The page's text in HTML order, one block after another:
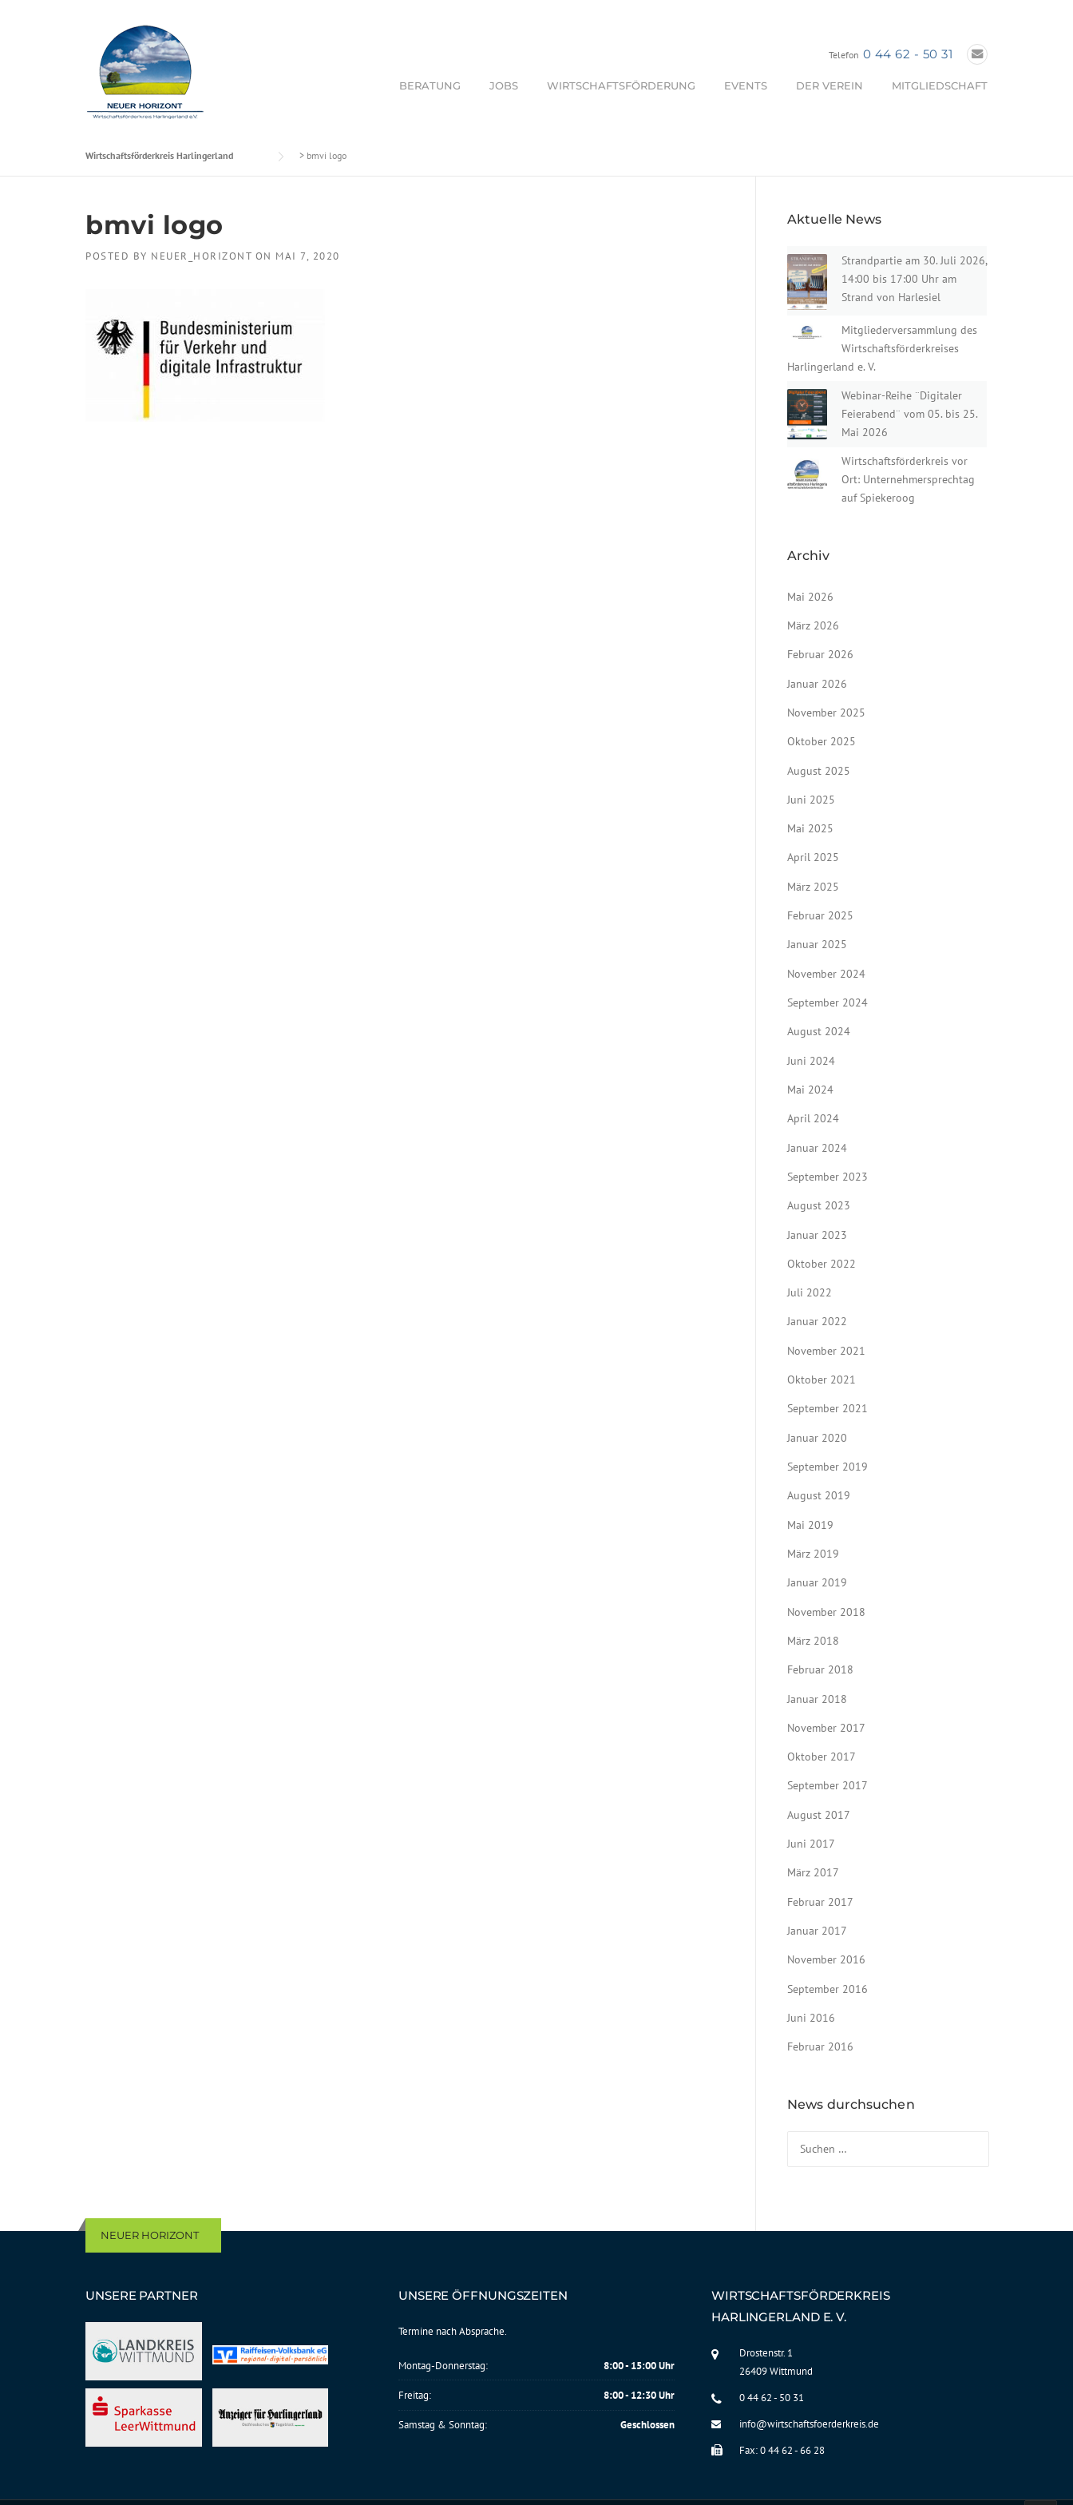
Telefon 0 44 62 - 50 31
BERATUNG JOBS WIRTSCHAFTSFÖRDERUNG EVENTS DER VEREIN MITGLIEDSCHAFT
Wirtschaftsförderkreis Harlingerland > bmvi logo
bmvi logo
POSTED BY NEUER_HORIZONT ON MAI 7, 2020
Aktuelle News
Strandpartie am 30. Juli 2026,
14:00 bis 17:00 Uhr am
Strand von Harlesiel
Mitgliederversammlung des
Wirtschaftsförderkreises
Harlingerland e. V.
Webinar-Reihe ¨Digitaler
Feierabend¨ vom 05. bis 25.
Mai 2026
Wirtschaftsförderkreis vor
Ort: Unternehmersprechtag
auf Spiekeroog
Archiv
Mai 2026
März 2026
Februar 2026
Januar 2026
November 2025
Oktober 2025
August 2025
Juni 2025
Mai 2025
April 2025
März 2025
Februar 2025
Januar 2025
November 2024
September 2024
August 2024
Juni 2024
Mai 2024
April 2024
Januar 2024
September 2023
August 2023
Januar 2023
Oktober 2022
Juli 2022
Januar 2022
November 2021
Oktober 2021
September 2021
Januar 2020
September 2019
August 2019
Mai 2019
März 2019
Januar 2019
November 2018
März 2018
Februar 2018
Januar 2018
November 2017
Oktober 2017
September 2017
August 2017
Juni 2017
März 2017
Februar 2017
Januar 2017
November 2016
September 2016
Juni 2016
Februar 2016
News durchsuchen
NEUER HORIZONT
UNSERE PARTNER UNSERE ÖFFNUNGSZEITEN
Termine nach Absprache.
Montag-Donnerstag: 8:00 - 15:00 Uhr
Freitag: 8:00 - 12:30 Uhr
Samstag & Sonntag: Geschlossen
WIRTSCHAFTSFÖRDERKREIS
HARLINGERLAND E. V.
Drostenstr. 1
26409 Wittmund
0 44 62 - 50 31
info@wirtschaftsfoerderkreis.de
Fax: 0 44 62 - 66 28